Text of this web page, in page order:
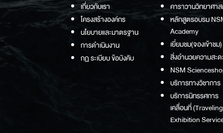
เกี่ยวกับเรา
โครงสร้างองค์กร
นโยบายและมาตรฐาน
การดำเนินงาน
กฏ ระเบียบ ข้อบังคับ
คาราวานวิทยาศา
หลักสูตรอบรม
Academy
เยี่ยมชม(จองเข้าชม)
สิ่งอำนวยความสะ
NSM
บริการทางวิชาการ
บริการนิทรรศการ
เคลื่อนที่ (Traveling
Exhibition